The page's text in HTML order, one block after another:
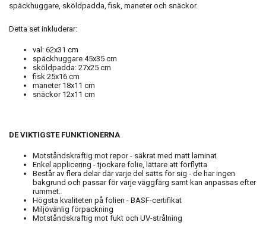
späckhuggare, sköldpadda, fisk, maneter och snäckor.
Detta set inkluderar:
val: 62x31 cm
späckhuggare 45x35 cm
sköldpadda: 27x25 cm
fisk 25x16 cm
maneter 18x11 cm
snäckor 12x11 cm
DE VIKTIGSTE FUNKTIONERNA
Motståndskraftig mot repor - säkrat med matt laminat
Enkel applicering - tjockare folie, lättare att förflytta
Består av flera delar där varje del sätts för sig - de har ingen
bakgrund och passar för varje väggfärg samt kan anpassas efter
rummet.
Högsta kvaliteten på folien - BASF-certifikat
Miljövänlig förpackning
Motståndskraftig mot fukt och UV-strålning